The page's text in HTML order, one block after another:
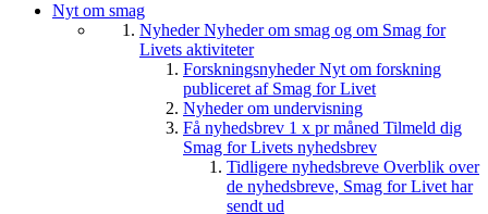
Nyt om smag
NyhederNyheder om smag og om Smag for
Livets aktiviteter
ForskningsnyhederNyt om forskning
publiceret af Smag for Livet
Nyheder om undervisning
Få nyhedsbrev 1 x pr måned Tilmeld dig
Smag for Livets nyhedsbrev
Tidligere nyhedsbreve Overblik over
de nyhedsbreve, Smag for Livet har
sendt ud